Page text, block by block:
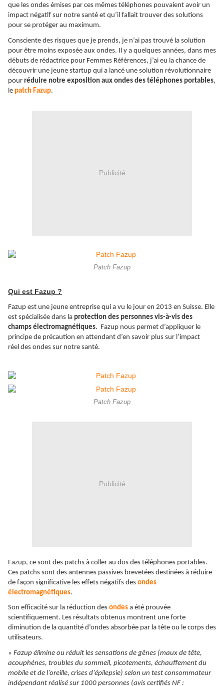
que les ondes émises par ces mêmes téléphones pouvaient avoir un
impact négatif sur notre santé et qu’il fallait trouver des solutions
pour se protéger au maximum.
Consciente des risques que je prends, je n’ai pas trouvé la solution
pour être moins exposée aux ondes. Il y a quelques années, dans mes
débuts de rédactrice pour Femmes Références, j’ai eu la chance de
découvrir une jeune startup qui a lancé une solution révolutionnaire
pour réduire notre exposition aux ondes des téléphones portables,
le patch Fazup.
Publicité
Patch Fazup
Qui est Fazup ?
Fazup est une jeune entreprise qui a vu le jour en 2013 en Suisse. Elle
est spécialisée dans la protection des personnes vis-à-vis des
champs électromagnétiques. Fazup nous permet d’appliquer le
principe de précaution en attendant d’en savoir plus sur l’impact
réel des ondes sur notre santé.
Patch Fazup
Publicité
Fazup, ce sont des patchs à coller au dos des téléphones portables.
Ces patchs sont des antennes passives brevetées destinées à réduire
de façon significative les effets négatifs des ondes
électromagnétiques.
Son efficacité sur la réduction des ondes a été prouvée
scientifiquement. Les résultats obtenus montrent une forte
diminution de la quantité d’ondes absorbée par la tête ou le corps des
utilisateurs.
« Fazup élimine ou réduit les sensations de gênes (maux de tête,
acouphènes, troubles du sommeil, picotements, échauffement du
mobile et de l’oreille, crises d’épilepsie) selon un test consommateur
indépendant réalisé sur 1000 personnes (avis certifiés NF :